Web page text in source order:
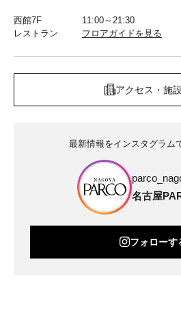
西館7F
レストラン
11:00～21:30
フロアガイドを見る
アクセス・施
最新情報をインスタグラム
名古屋
フォローす